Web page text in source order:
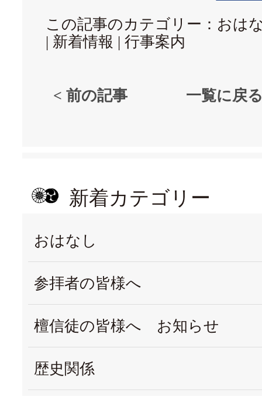
この記事のカテゴリー： おは
| 新着情報 |行事案内
< 前の記事 一覧に戻
新着カテゴリー
おはなし
参拝者の皆様へ
檀信徒の皆様へ お知らせ
歴史関係